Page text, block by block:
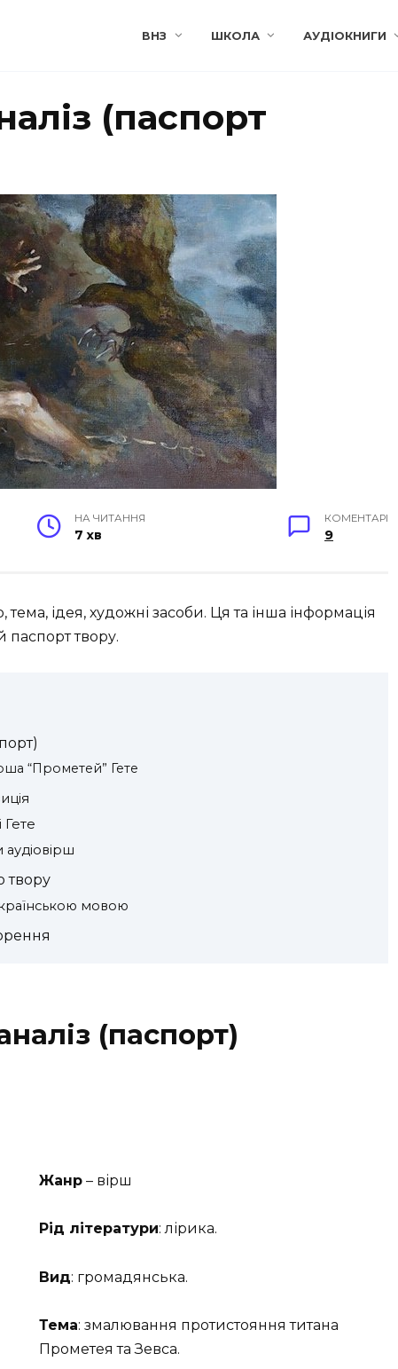
ВНЗ ШКОЛА АУДІОКНИГИ
(паспорт
НА ЧИТАННЯ
7 хв
КОМЕНТАРІ
9
тема, ідея, художні засоби. Ця та інша інформація
паспорт твору.
“Прометей” Гете
аудіовірш
твору
мовою
(паспорт)
Жанр – вірш
Рід літератури: лірика.
Вид: громадянська.
Тема: змалювання протистояння титана
Прометея та Зевса.